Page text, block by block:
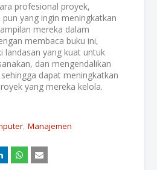
profesional proyek,
yang ingin meningkatkan
mereka dalam
membaca buku ini,
landasan yang kuat untuk
dan mengendalikan
dapat meningkatkan
yang mereka kelola.
Manajemen